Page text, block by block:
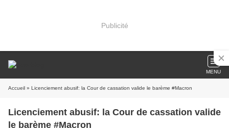
Publicité
MENU
Accueil » Licenciement abusif: la Cour de cassation valide le barème #Macron
Licenciement abusif: la Cour de cassation valide
le barème #Macron